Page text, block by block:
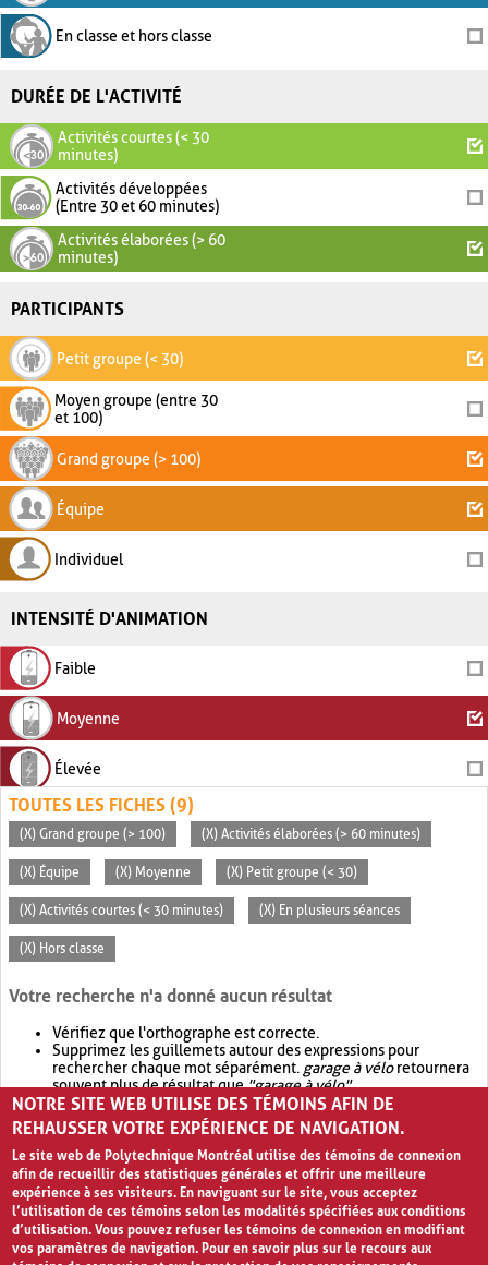
En classe et hors classe
DURÉE DE L'ACTIVITÉ
Activités courtes (< 30
minutes)
Activités développées
(Entre 30 et 60 minutes)
Activités élaborées (> 60
minutes)
PARTICIPANTS
Petit groupe (< 30)
Moyen groupe (entre 30
et 100)
Grand groupe (> 100)
Équipe
Individuel
INTENSITÉ D'ANIMATION
Faible
Moyenne
Élevée
TOUTES LES FICHES (9)
(X) Grand groupe (> 100) (X) Activités élaborées (> 60 minutes)
(X) Équipe (X) Moyenne (X) Petit groupe (< 30)
(X) Activités courtes (< 30 minutes) (X) En plusieurs séances
(X) Hors classe
Votre recherche n'a donné aucun résultat
Vérifiez que l'orthographe est correcte.
Supprimez les guillemets autour des expressions pour
rechercher chaque mot séparément. garage à véloretournera
souvent plus de résultat que"garage à vélo".
Envisagez d'élargir votre recherche avec OR.garage OR vélo
retournera souvent plus de résultat quegarage à vélo
NOTRE SITE WEB UTILISE DES TÉMOINS AFIN DE
REHAUSSER VOTRE EXPÉRIENCE DE NAVIGATION.
Le site web de Polytechnique Montréal utilise des témoins de connexion
afin de recueillir des statistiques générales et offrir une meilleure
expérience à ses visiteurs. En naviguant sur le site, vous acceptez
l’utilisation de ces témoins selon les modalités spécifiées aux conditions
d’utilisation. Vous pouvez refuser les témoins de connexion en modifiant
vos paramètres de navigation. Pour en savoir plus sur le recours aux